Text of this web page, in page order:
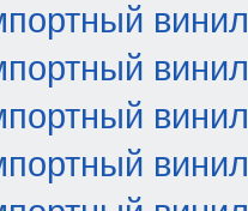
винил
винил
винил
винил